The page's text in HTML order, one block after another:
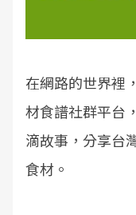
在網路的世界裡
材食譜社群平台
滴故事，分享台
食材。